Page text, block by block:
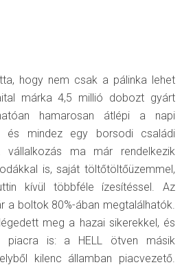
hogy nem csak a pálinka lehet
márka 4,5 millió dobozt gyárt
hamarosan átlépi a napi
és mindez egy borsodi családi
vállalkozás ma már rendelkezik
is, saját töltőtöltőüzemmel,
kívül többféle ízesítéssel. Az
a boltok 80%-ában megtalálhatók.
meg a hazai sikerekkel, és
piacra is: a HELL ötven másik
kilenc államban piacvezető.